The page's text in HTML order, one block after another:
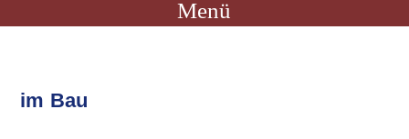
Menü
im Bau